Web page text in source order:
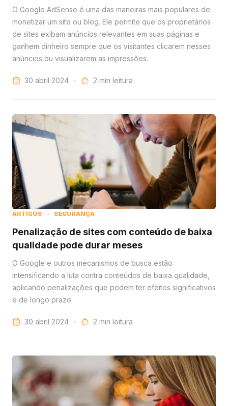
O Google AdSense é uma das maneiras mais populares de
monetizar um site ou blog. Ele permite que os proprietários
de sites exibam anúncios relevantes em suas páginas e
ganhem dinheiro sempre que os visitantes clicarem nesses
anúncios ou visualizarem as impressões.
30 abril 2024 leitura
ARTIGOS SEGURANÇA
Penalização de sites com conteúdo de baixa
qualidade pode durar meses
O Google e outros mecanismos de busca estão
intensificando a luta contra conteúdos de baixa qualidade,
aplicando penalizações que podem ter efeitos significativos
e de longo prazo.
30 abril 2024 leitura